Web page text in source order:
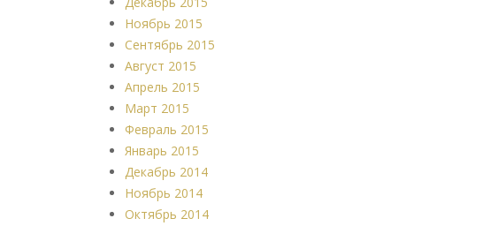
Ноябрь 2015
Сентябрь 2015
Август 2015
Апрель 2015
Март 2015
Февраль 2015
Январь 2015
Декабрь 2014
Ноябрь 2014
Октябрь 2014